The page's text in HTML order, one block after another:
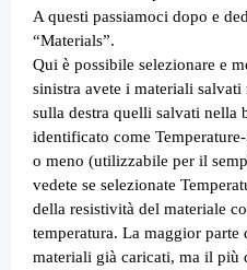
A questi passiamoci dopo e
“Materials”.
Qui è possibile selezionare e
sinistra avete i materiali
sulla destra quelli salvati nella
identificato come
o meno (utilizzabile per il
vedete se selezionate
della resistività del materiale
temperatura. La maggior
materiali già caricati, ma il più